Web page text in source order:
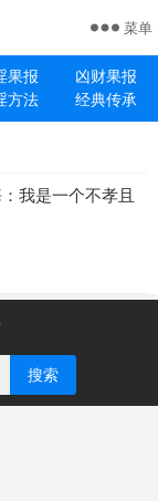
果报
凶财果报
方法 经典传承
菜单
我是一个不孝且
搜索